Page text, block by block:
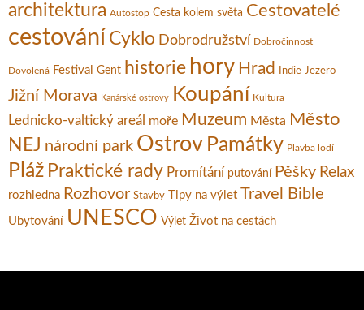
architektura Autostop Cesta kolem světa Cestovatelé
cestování Cyklo Dobrodružství Dobročinnost
Dovolená Festival Gent historie hory Hrad Indie Jezero
Jižní Morava Kanárské ostrovy Koupání Kultura
Lednicko-valtický areál moře Muzeum Města Město
NEJ národní park Ostrov Památky Plavba lodí
Pláž Praktické rady Promítání putování Pěšky Relax
rozhledna Rozhovor Stavby Tipy na výlet Travel Bible
Ubytování UNESCO Výlet Život na cestách